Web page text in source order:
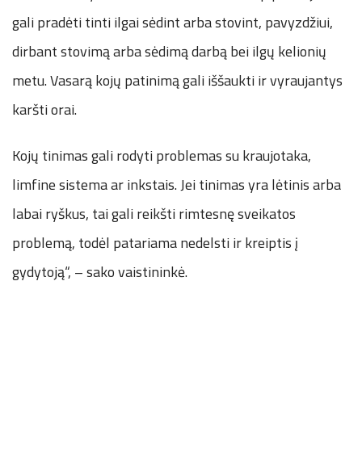
gali pradėti tinti ilgai sėdint arba stovint, pavyzdžiui,
dirbant stovimą arba sėdimą darbą bei ilgų kelionių
metu. Vasarą kojų patinimą gali iššaukti ir vyraujantys
karšti orai.
Kojų tinimas gali rodyti problemas su kraujotaka,
limfine sistema ar inkstais. Jei tinimas yra lėtinis arba
labai ryškus, tai gali reikšti rimtesnę sveikatos
problemą, todėl patariama nedelsti ir kreiptis į
gydytoją“, – sako vaistininkė.